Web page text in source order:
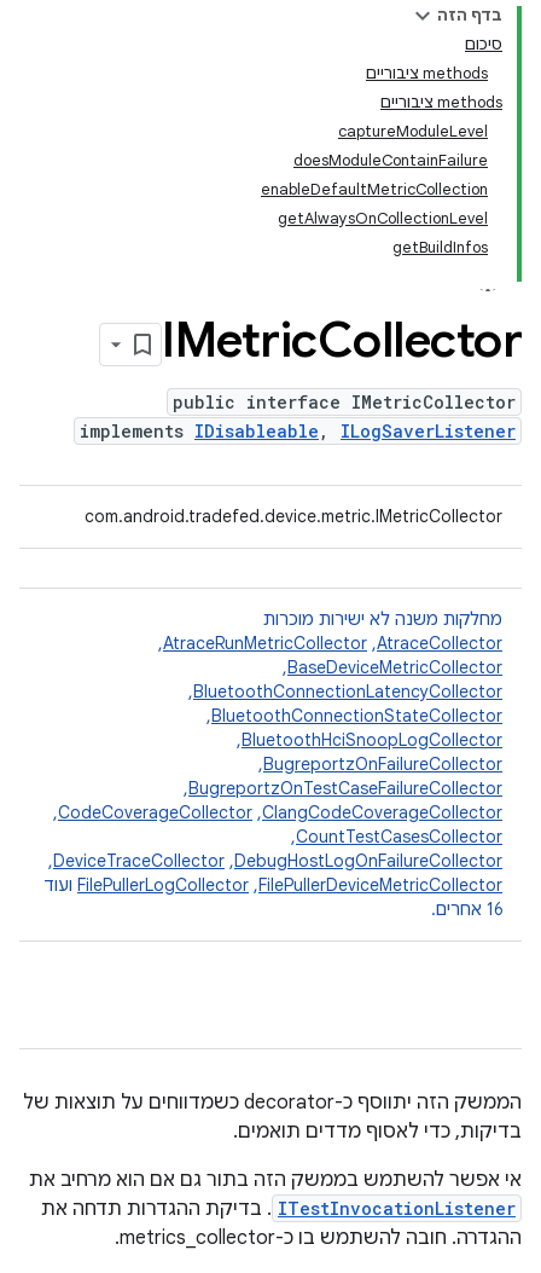
בדף הזה
סיכום
‫methods ציבוריים
‫methods ציבוריים
captureModuleLevel
doesModuleContainFailure
enableDefaultMetricCollection
getAlwaysOnCollectionLevel
getBuildInfos
IMetricCollector
public interface IMetricCollector
implements IDisableable , ILogSaverListener
com.android.tradefed.device.metric.IMetricCollector
מחלקות משנה לא ישירות מוכרות
AtraceCollector
,‏
AtraceRunMetricCollector
,‏
BaseDeviceMetricCollector
,‏
BluetoothConnectionLatencyCollector
,‏
BluetoothConnectionStateCollector
,‏
BluetoothHciSnoopLogCollector
,‏
BugreportzOnFailureCollector
,‏
BugreportzOnTestCaseFailureCollector
,‏
ClangCodeCoverageCollector
,‏
CodeCoverageCollector
,‏
CountTestCasesCollector
,‏
DebugHostLogOnFailureCollector
,‏
DeviceTraceCollector
,‏
FilePullerDeviceMetricCollector
,‏
FilePullerLogCollector ועוד
16 אחרים.
הממשק הזה יתווסף כ-decorator כשמדווחים על תוצאות של
בדיקות, כדי לאסוף מדדים תואמים.
אי אפשר להשתמש בממשק הזה בתור גם אם הוא מרחיב את
ITestInvocationListener . בדיקת ההגדרות תדחה את
ההגדרה. חובה להשתמש בו כ-metrics_collector.